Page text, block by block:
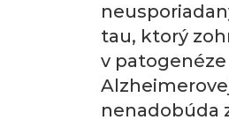
tau, ktorý
v patogenéze
nenadobúda